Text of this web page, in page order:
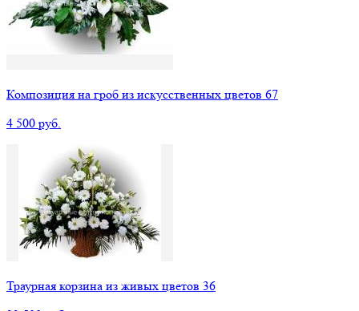
Композиция на гроб из искусственных цветов 67
4 500 руб.
Траурная корзина из живых цветов 36